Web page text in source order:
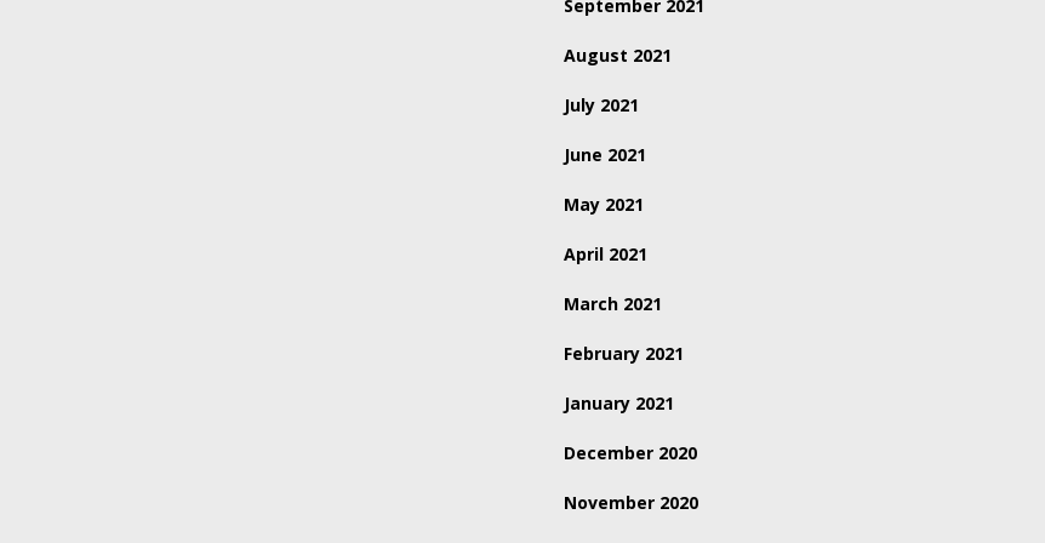
September 2021
August 2021
July 2021
June 2021
May 2021
April 2021
March 2021
February 2021
January 2021
December 2020
November 2020